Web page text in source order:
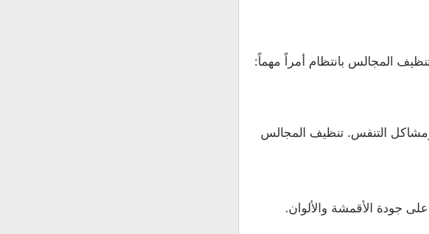
المجالس بانتظام أمراً مهماً:
التنفس. تنظيف المجالس
جودة الأقمشة والألوان.